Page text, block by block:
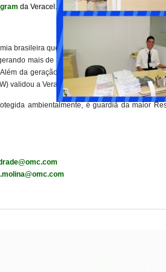
da Veracel.
brasileira que integra operações florestais,
mais de 3,2 mil empregos próprios e de
da geração de empregos, renda e
validou a Veracel como uma das melhores
ambientalmente, é guardiã da maior